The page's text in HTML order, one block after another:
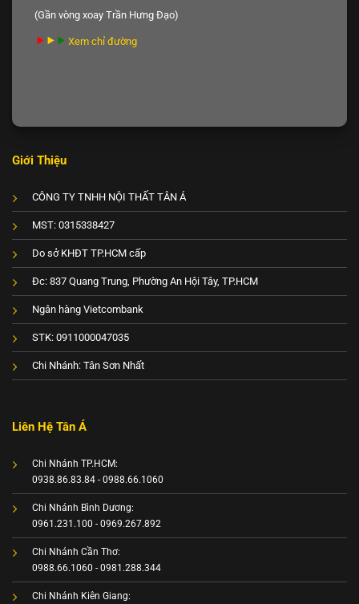
(Gần vòng xoay Trần Hưng Đạo)
Xem chỉ đường
Giới Thiệu
CÔNG TY TNHH NỘI THẤT TÂN Á
MST: 0315338427
Do sở KHĐT TP.HCM cấp
Đc: 837 Quang Trung, Phường An Hội Tây, TP.HCM
Ngân hàng Vietcombank
STK: 0911000047035
Chi Nhánh: Tân Sơn Nhất
Liên Hệ Tân Á
Chi Nhánh TP.HCM:
0938.86.83.84 - 0988.66.1060
Chi Nhánh Bình Dương:
0961.231.100 - 0969.267.892
Chi Nhánh Cần Thơ:
0988.66.1060 - 0981.288.344
Chi Nhánh Kiên Giang: